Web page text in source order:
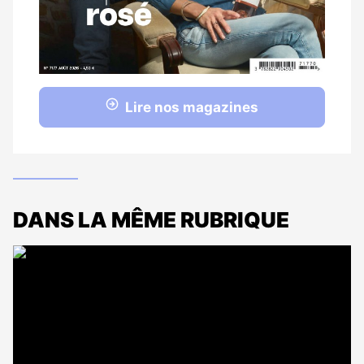
Lire nos magazines
DANS LA MÊME RUBRIQUE